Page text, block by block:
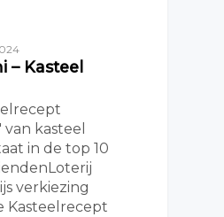
– Kasteel
kasteel
in de top 10
verkiezing
Kasteelrecept